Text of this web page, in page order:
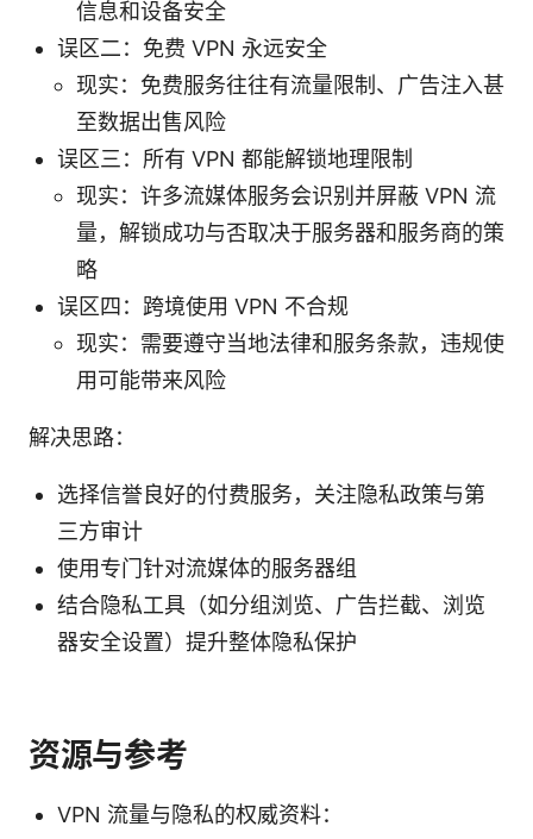
信息和设备安全
误区二：免费 VPN 永远安全
现实：免费服务往往有流量限制、广告注入甚
至数据出售风险
误区三：所有 VPN 都能解锁地理限制
现实：许多流媒体服务会识别并屏蔽 VPN 流
量，解锁成功与否取决于服务器和服务商的策
略
误区四：跨境使用 VPN 不合规
现实：需要遵守当地法律和服务条款，违规使
用可能带来风险
解决思路：
选择信誉良好的付费服务，关注隐私政策与第
三方审计
使用专门针对流媒体的服务器组
结合隐私工具（如分组浏览、广告拦截、浏览
器安全设置）提升整体隐私保护
资源与参考
VPN 流量与隐私的权威资料：